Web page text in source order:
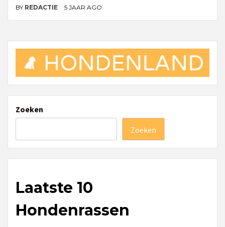
BY REDACTIE 5 JAAR AGO
Zoeken
Zoeken
Laatste 10
Hondenrassen